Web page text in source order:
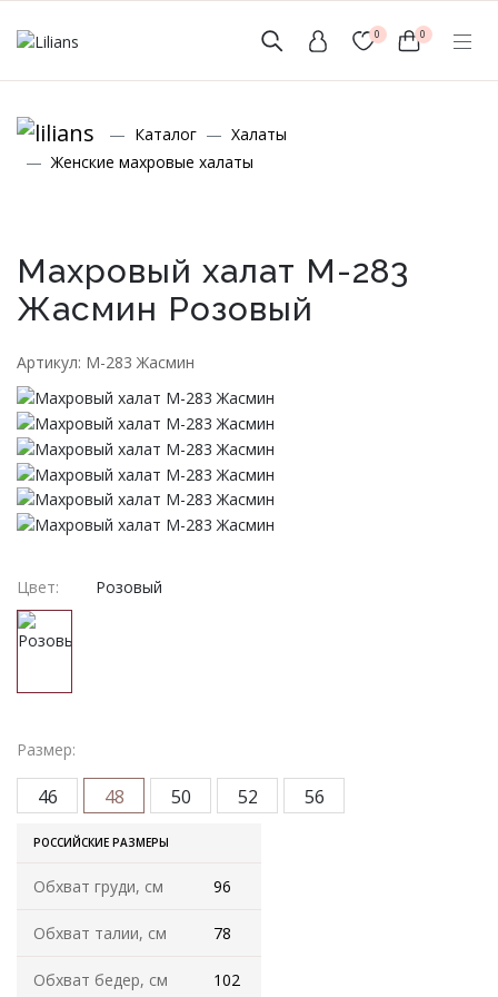
0 0
+7 (999) 156-56-43
www.lilians-kazan@mail.ru
Мужской Ассортимент
Детcкий трикотаж
Женская одежда
Домашняя одежда
Комплекты женские повседневные
Куртка женская на молнии
Рекомендуем
Футболки и блузки
Каталог
Халаты
Женские махровые халаты
Махровый халат М-283
Жасмин Розовый
Артикул: М-283 Жасмин
Цвет: Розовый
Размер:
46 48
РОССИЙСКИЕ РАЗМЕРЫ
Обхват груди, см 96
Обхват талии, см 78
Обхват бедер, см 102
50 52 56